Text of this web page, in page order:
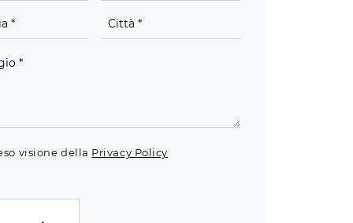
visione della Privacy Policy